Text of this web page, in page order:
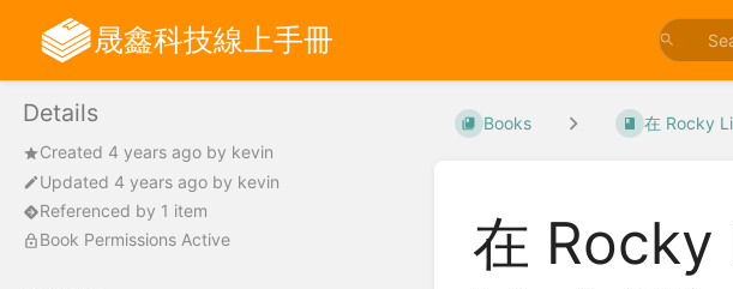
晟鑫科技線上手冊
Details
Created 4 years ago by kevin
Updated 4 years ago by kevin
Referenced by 1 item
Book Permissions Active
Books 在 Rocky
在 Rocky